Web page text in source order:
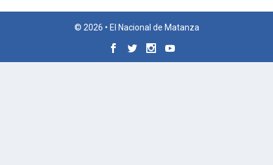
© 2026 • El Nacional de Matanza